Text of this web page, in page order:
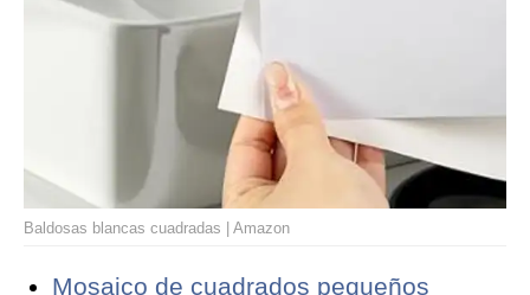
Baldosas blancas cuadradas | Amazon
Mosaico de cuadrados pequeños